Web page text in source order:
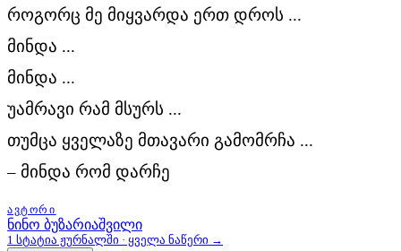
როგორც მე მიყვარდა ერთ დროს ...
მინდა ...
მინდა ...
უამრავი რამ მსურს ...
თუმცა ყველაზე მთავარი გამომრჩა ...
– მინდა რომ დარჩე
ᲐᲕᲢᲝᲠᲘ
ნინო ბუზარიაშვილი
1 სტატია ჟურნალში · ყველა ნაწერი →